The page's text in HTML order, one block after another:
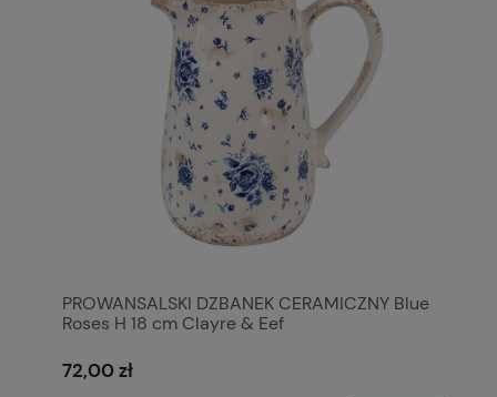
PROWANSALSKI DZBANEK CERAMICZNY Blue
Roses H 18 cm Clayre & Eef
72,00 zł